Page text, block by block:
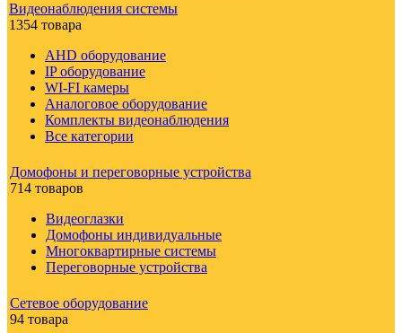
Видеонаблюдения cистемы
1354 товара
AHD оборудование
IP оборудование
WI-FI камеры
Аналоговое оборудование
Комплекты видеонаблюдения
Все категории
Домофоны и переговорные устройства
714 товаров
Видеоглазки
Домофоны индивидуальные
Многоквартирные системы
Переговорные устройства
Сетевое оборудование
94 товара